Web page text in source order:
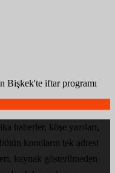
Bişkek'te iftar programı
haberler, köşe yazıları,
konuların tek adresi
kaynak gösterilmeden